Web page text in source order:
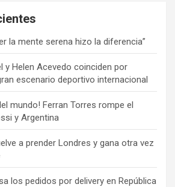
la mente serena hizo la diferencia”
y Helen Acevedo coinciden por
escenario deportivo internacional
mundo! Ferran Torres rompe el
y Argentina
a prender Londres y gana otra vez
los pedidos por delivery en República